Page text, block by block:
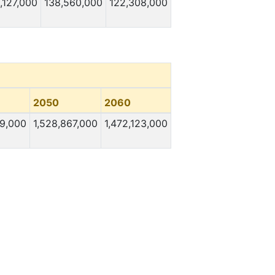
138,560,000 122,308,000
2050
2060
1,528,867,000 1,472,123,000